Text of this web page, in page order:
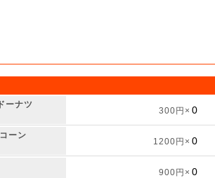
ーナツ
300円×
ーン
1200円×
900円×